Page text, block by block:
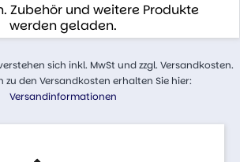
Zubehör und weitere Produkte
werden geladen.
sich inkl. MwSt und zzgl. Versandkosten.
den Versandkosten erhalten Sie hier:
Versandinformationen